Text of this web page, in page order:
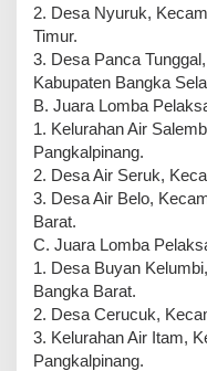
2. Desa Nyuruk,
Timur.
3. Desa Panca
Kabupaten Bangka
B. Juara Lomba
1. Kelurahan Air
Pangkalpinang.
2. Desa Air Seruk,
3. Desa Air Belo,
Barat.
C. Juara Lomba
1. Desa Buyan
Bangka Barat.
2. Desa Cerucuk,
3. Kelurahan Air Itam,
Pangkalpinang.